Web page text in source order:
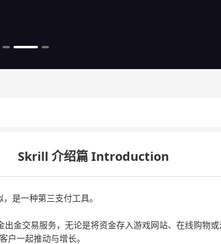
Skrill 介绍篇 Introduction
是一种第三支付工具。
出金交易服务，无论是将资金存入游戏网站、在线购物
户一起推动与增长。